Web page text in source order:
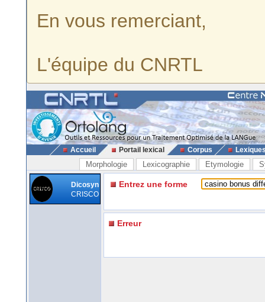
En vous remerciant,
L'équipe du CNRTL
Accueil Portail lexical Corpus
Morphologie Lexicographie Etymologie
Dicosyn
CRISCO
Entrez une forme
Erreur